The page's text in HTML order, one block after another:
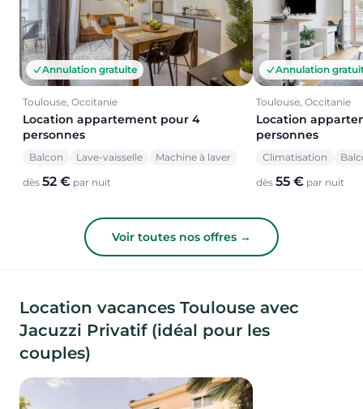
Annulation gratuite
Toulouse, Occitanie
Location appartement pour 4
personnes
Balcon Lave-vaisselle Machine à laver
dès 52 € par nuit
Annulation
Toulouse, Occitanie
Location
personnes
Climatisation
dès 55 € par nuit
Voir toutes nos offres →
Location vacances Toulouse avec
Jacuzzi Privatif (idéal pour les
couples)